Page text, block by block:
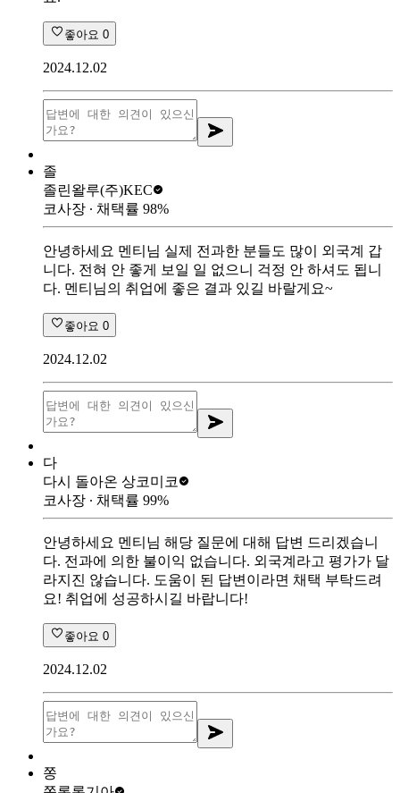
좋아요 0
2024.12.02
졸
졸린왈루(주)KEC
코사장 ∙ 채택률 98%
안녕하세요 멘티님 실제 전과한 분들도 많이 외국계 갑
니다. 전혀 안 좋게 보일 일 없으니 걱정 안 하셔도 됩니
다. 멘티님의 취업에 좋은 결과 있길 바랄게요~
좋아요 0
2024.12.02
다
다시 돌아온 상코미코
코사장 ∙ 채택률 99%
안녕하세요 멘티님 해당 질문에 대해 답변 드리겠습니
다. 전과에 의한 불이익 없습니다. 외국계라고 평가가 달
라지진 않습니다. 도움이 된 답변이라면 채택 부탁드려
요! 취업에 성공하시길 바랍니다!
좋아요 0
2024.12.02
쫑